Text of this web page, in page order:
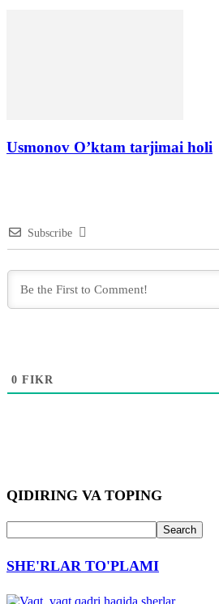
Usmonov O’ktam tarjimai holi
Subscribe
0 FIKR
QIDIRING VA TOPING
SHE'RLAR TO'PLAMI